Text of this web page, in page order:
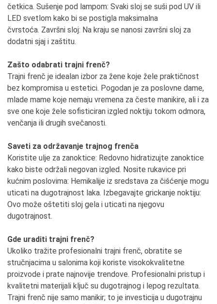
četkica. Sušenje pod lampom: Svaki sloj se suši pod UV ili
LED svetlom kako bi se postigla maksimalna
čvrstoća. Završni sloj: Na kraju se nanosi završni sloj za
dodatni sjaj i zaštitu.
Zašto odabrati trajni frenč?
Trajni frenč je idealan izbor za žene koje žele praktičnost
bez kompromisa u estetici. Pogodan je za poslovne dame,
mlade mame koje nemaju vremena za česte manikire, ali i za
sve one koje žele sofisticiran izgled noktiju tokom odmora,
venčanja ili drugih svečanosti.
Saveti za održavanje trajnog frenča
Koristite ulje za zanoktice: Redovno hidratizujte zanoktice
kako biste održali negovan izgled. Nosite rukavice pri
kućnim poslovima: Hemikalije iz sredstava za čišćenje mogu
uticati na dugotrajnost laka. Izbegavajte grickanje noktiju:
Ovo može oštetiti sloj gela i uticati na njegovu
dugotrajnost.
Gde uraditi trajni frenč?
Ukoliko tražite profesionalni trajni frenč, obratite se
stručnjacima u salonima koji koriste visokokvalitetne
proizvode i prate najnovije trendove. Profesionalni pristup i
kvalitetni materijali ključ su dugotrajnog i lepog rezultata.
Trajni frenč nije samo manikir; to je investicija u dugotrajnu